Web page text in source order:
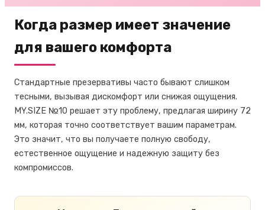
Когда размер имеет значение
для вашего комфорта
Стандартные презервативы часто бывают слишком
тесными, вызывая дискомфорт или снижая ощущения.
MY.SIZE №10 решает эту проблему, предлагая ширину 72
мм, которая точно соответствует вашим параметрам.
Это значит, что вы получаете полную свободу,
естественное ощущение и надежную защиту без
компромиссов.